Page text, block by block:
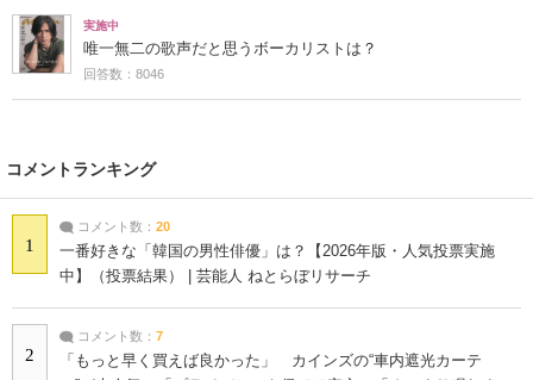
実施中
唯一無二の歌声だと思うボーカリストは？
回答数：8046
コメントランキング
1
コメント数： 20
一番好きな「韓国の男性俳優」は？【2026年版・人気投票実施
中】（投票結果） | 芸能人 ねとらぼリサーチ
2
コメント数： 7
「もっと早く買えば良かった」 カインズの“車内遮光カーテ